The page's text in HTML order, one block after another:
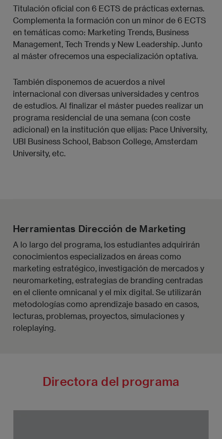
Titulación oficial con 6 ECTS de prácticas externas.
Complementa la formación con un minor de 6 ECTS
en temáticas como: Marketing Trends, Business
Management, Tech Trends y New Leadership. Junto
al máster ofrecemos una especialización optativa.
También disponemos de acuerdos a nivel
internacional con diversas universidades y centros
de estudios. Al finalizar el máster puedes realizar un
programa residencial de una semana (con coste
adicional) en la institución que elijas: Pace University,
UBI Business School, Babson College, Amsterdam
University, etc.
Herramientas Dirección de Marketing
A lo largo del programa, los estudiantes adquirirán
conocimientos especializados en áreas como
marketing estratégico, investigación de mercados y
neuromarketing, estrategias de branding centradas
en el cliente omnicanal y el mix digital. Se utilizarán
metodologías como aprendizaje basado en casos,
lecturas, problemas, proyectos, simulaciones y
roleplaying.
Directora del programa